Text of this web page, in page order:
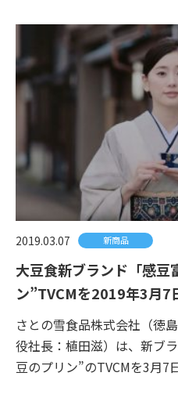
2019.03.07 新商品
大豆食新ブランド「感豆
ン”TVCMを2019年3月7
さとの雪食品株式会社（徳
役社長：植田滋）は、新ブ
豆のプリン”のTVCMを3月